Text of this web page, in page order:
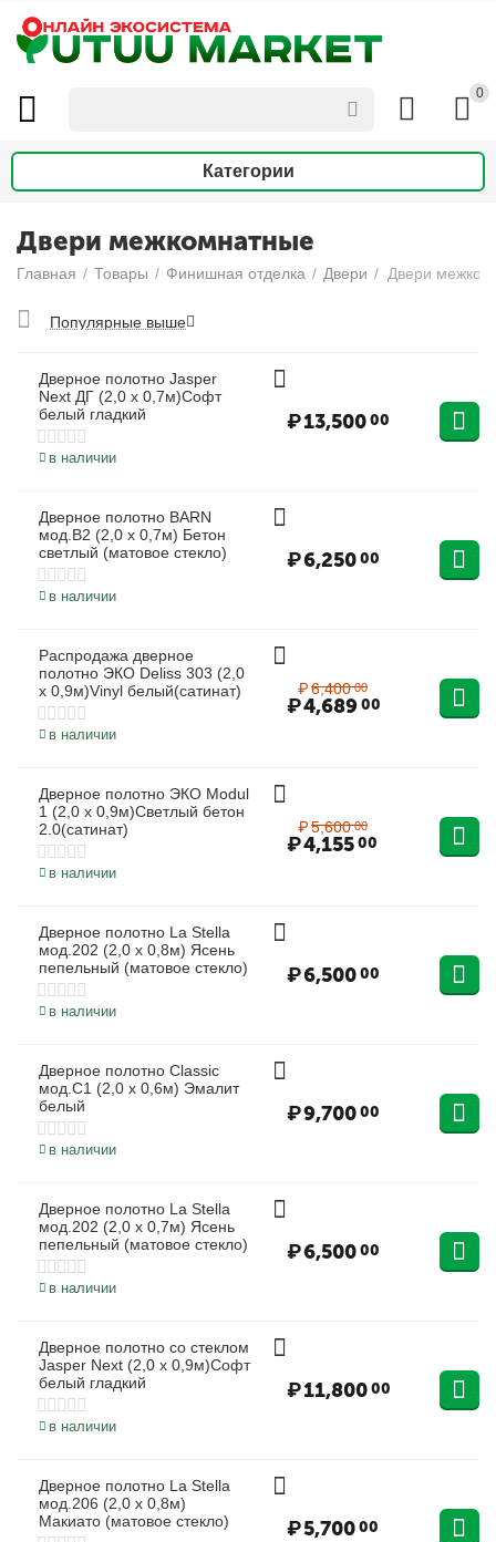
0
Категории
Двери межкомнатные
Главная / Товары / Финишная отделка / Двери / Двери
Популярные выше
Дверное полотно Jasper
Next ДГ (2,0 х 0,7м)Софт
белый гладкий
в наличии
₽13,50000
Дверное полотно BARN
мод.B2 (2,0 х 0,7м) Бетон
светлый (матовое стекло)
в наличии
₽6,25000
27%
Распродажа дверное
полотно ЭКО Deliss 303 (2,0
х 0,9м)Vinyl белый(сатинат)
в наличии
₽6,400 00
₽4,68900
26%
Дверное полотно ЭКО Modul
1 (2,0 х 0,9м)Светлый бетон
2.0(сатинат)
в наличии
₽5,600 00
₽4,15500
Дверное полотно La Stella
мод.202 (2,0 х 0,8м) Ясень
пепельный (матовое стекло)
в наличии
₽6,50000
Дверное полотно Classic
мод.С1 (2,0 х 0,6м) Эмалит
белый
в наличии
₽9,70000
Дверное полотно La Stella
мод.202 (2,0 х 0,7м) Ясень
пепельный (матовое стекло)
в наличии
₽6,50000
Дверное полотно со стеклом
Jasper Next (2,0 х 0,9м)Софт
белый гладкий
в наличии
₽11,80000
Дверное полотно La Stella
мод.206 (2,0 х 0,8м)
Макиато (матовое стекло)
₽5,70000